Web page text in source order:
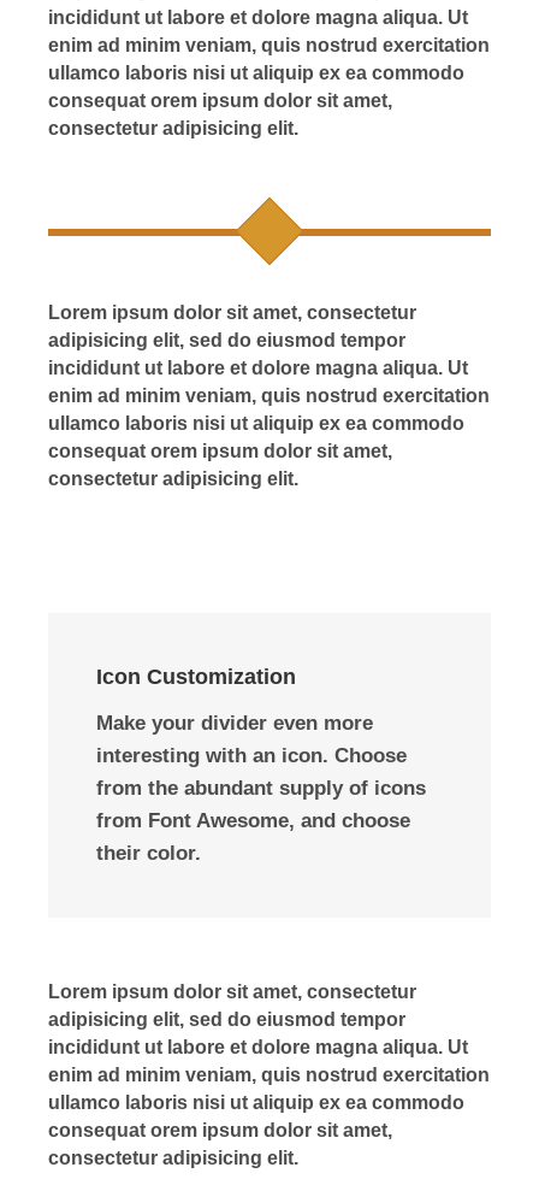
incididunt ut labore et dolore magna aliqua. Ut
enim ad minim veniam, quis nostrud exercitation
ullamco laboris nisi ut aliquip ex ea commodo
consequat orem ipsum dolor sit amet,
consectetur adipisicing elit.
Lorem ipsum dolor sit amet, consectetur
adipisicing elit, sed do eiusmod tempor
incididunt ut labore et dolore magna aliqua. Ut
enim ad minim veniam, quis nostrud exercitation
ullamco laboris nisi ut aliquip ex ea commodo
consequat orem ipsum dolor sit amet,
consectetur adipisicing elit.
Icon Customization
Make your divider even more
interesting with an icon. Choose
from the abundant supply of icons
from Font Awesome, and choose
their color.
Lorem ipsum dolor sit amet, consectetur
adipisicing elit, sed do eiusmod tempor
incididunt ut labore et dolore magna aliqua. Ut
enim ad minim veniam, quis nostrud exercitation
ullamco laboris nisi ut aliquip ex ea commodo
consequat orem ipsum dolor sit amet,
consectetur adipisicing elit.